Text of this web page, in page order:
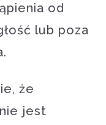
od
lub poza
że
jest